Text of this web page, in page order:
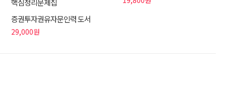
핵심정리문제집
증권투자권유자문인력 도서
29,000원